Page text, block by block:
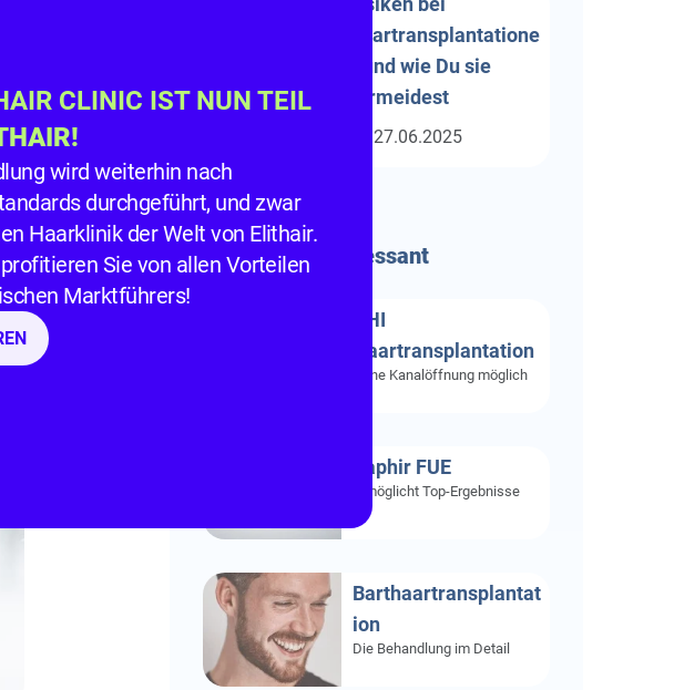
Haartransplantatione
n und wie Du sie
vermeidest
27.06.2025
BesondersInteressant
DHI
Haartransplantation
Ohne Kanalöffnung möglich
Saphir FUE
Ermöglicht Top-Ergebnisse
Barthaartransplantat
ion
Die Behandlung im Detail
CLINIC IST NUN TEIL
wird weiterhin nach
durchgeführt, und zwar
Haarklinik der Welt von Elithair.
Sie von allen Vorteilen
Marktführers!